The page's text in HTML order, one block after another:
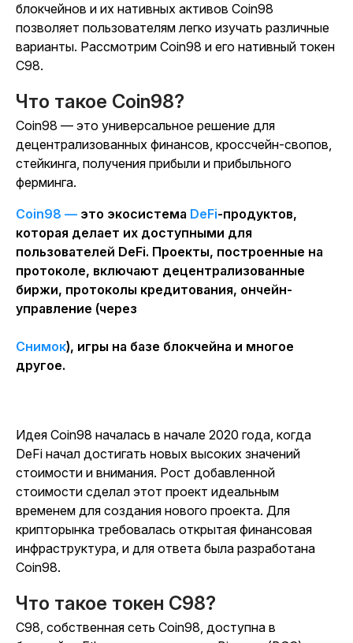
блокчейнов и их нативных активов Coin98
позволяет пользователям легко изучать различные
варианты. Рассмотрим Coin98 и его нативный токен
C98.
Что такое Coin98?
Coin98 — это универсальное решение для
децентрализованных финансов, кроссчейн-свопов,
стейкинга, получения прибыли и прибыльного
ферминга.
Coin98 — это экосистема DeFi-продуктов,
которая делает их доступными для
пользователей DeFi. Проекты, построенные на
протоколе, включают децентрализованные
биржи, протоколы кредитования, ончейн-
управление (через
Снимок), игры на базе блокчейна и многое
другое.
Идея Coin98 началась в начале 2020 года, когда
DeFi начал достигать новых высоких значений
стоимости и внимания. Рост добавленной
стоимости сделал этот проект идеальным
временем для создания нового проекта. Для
крипторынка требовалась открытая финансовая
инфраструктура, и для ответа была разработана
Coin98.
Что такое токен C98?
C98, собственная сеть Coin98, доступна в